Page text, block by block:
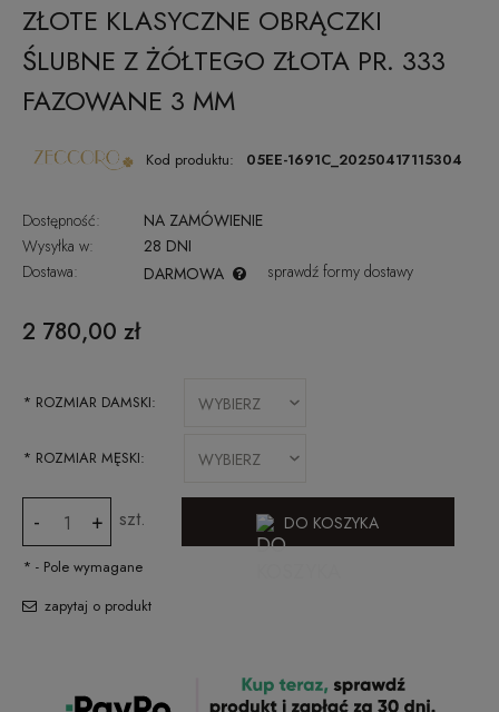
ZŁOTE KLASYCZNE OBRĄCZKI
ŚLUBNE Z ŻÓŁTEGO ZŁOTA PR. 333
FAZOWANE 3 MM
Kod produktu: 05EE-1691C_20250417115304
Dostępność:
NA ZAMÓWIENIE
Wysyłka w:
28 DNI
Dostawa:
DARMOWA sprawdź formy dostawy
2 780,00 zł
* ROZMIAR DAMSKI:
* ROZMIAR MĘSKI:
- + szt. DO KOSZYKA
* - Pole wymagane
zapytaj o produkt